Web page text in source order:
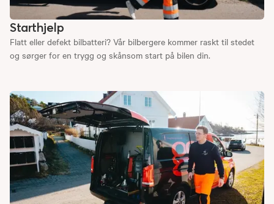
Starthjelp
Flatt eller defekt bilbatteri? Vår bilbergere kommer raskt til stedet
og sørger for en trygg og skånsom start på bilen din.